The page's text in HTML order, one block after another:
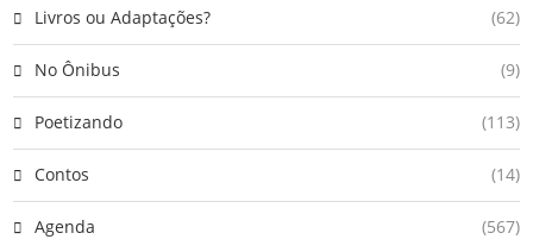
Livros ou Adaptações? (62)
No Ônibus (9)
Poetizando (113)
Contos (14)
Agenda (567)